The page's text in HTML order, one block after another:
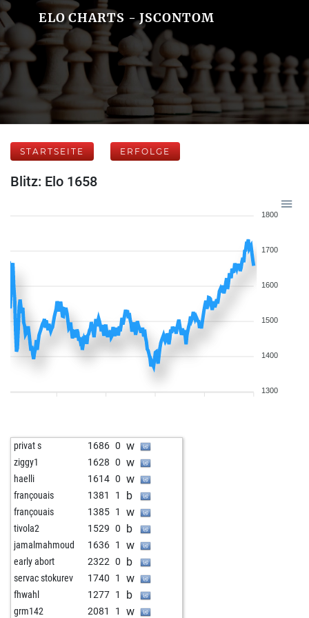
ELO CHARTS - JSCONTOM
STARTSEITE ERFOLGE
Blitz: Elo 1658
1800
1700
1600
1500
1400
1300
privat s 1686 0 w
ziggy1 1628 0 w
haelli 1614 0 w
françouais 1381 1 b
françouais 1385 1 w
tivola2 1529 0 b
jamalmahmoud 1636 1 w
early abort 2322 0 b
servac stokurev 1740 1 w
fhwahl 1277 1 b
grm142 2081 1 w